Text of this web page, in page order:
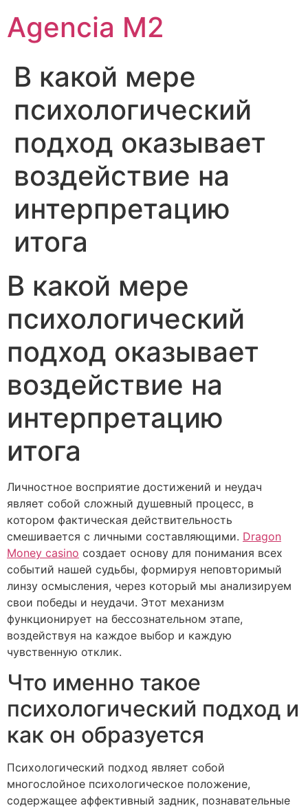
Agencia M2
В какой мере
психологический
подход оказывает
воздействие на
интерпретацию
итога
В какой мере
психологический
подход оказывает
воздействие на
интерпретацию
итога
Личностное восприятие достижений и неудач
являет собой сложный душевный процесс, в
котором фактическая действительность
смешивается с личными составляющими. Dragon
Money casino создает основу для понимания всех
событий нашей судьбы, формируя неповторимый
линзу осмысления, через который мы анализируем
свои победы и неудачи. Этот механизм
функционирует на бессознательном этапе,
воздействуя на каждое выбор и каждую
чувственную отклик.
Что именно такое
психологический подход и
как он образуется
Психологический подход являет собой
многослойное психологическое положение,
содержащее аффективный задник, познавательные